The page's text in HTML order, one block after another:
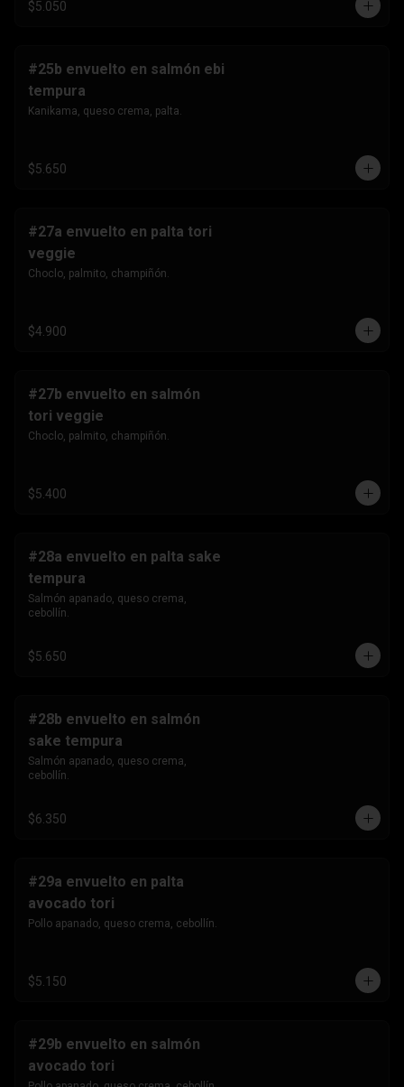
$5.050
#25b envuelto en salmón ebi
tempura
Kanikama, queso crema, palta.
$5.650
#27a envuelto en palta tori
veggie
Choclo, palmito, champiñón.
$4.900
#27b envuelto en salmón
tori veggie
Choclo, palmito, champiñón.
$5.400
#28a envuelto en palta sake
tempura
Salmón apanado, queso crema,
cebollín.
$5.650
#28b envuelto en salmón
sake tempura
Salmón apanado, queso crema,
cebollín.
$6.350
#29a envuelto en palta
avocado tori
Pollo apanado, queso crema, cebollín.
$5.150
#29b envuelto en salmón
avocado tori